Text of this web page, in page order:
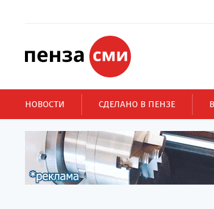
НОВОСТИ СДЕЛАНО В ПЕНЗЕ